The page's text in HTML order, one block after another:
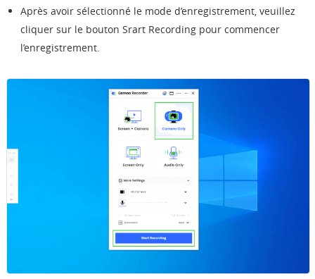
Après avoir sélectionné le mode d’enregistrement, veuillez
cliquer sur le bouton Srart Recording pour commencer
l’enregistrement.